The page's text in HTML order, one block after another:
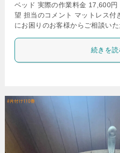
ベッド 実際の作業料金 17,600
望 担当のコメント マットレス付
にお困りのお客様からご相談い
続きを